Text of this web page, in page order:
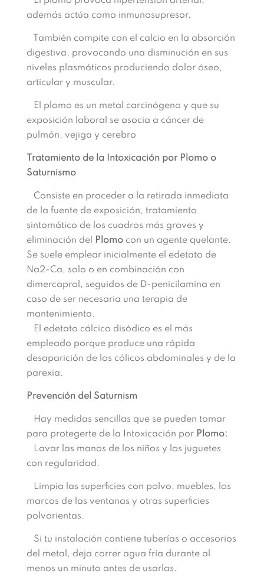
además actúa como inmunosupresor.
También compite con el calcio en la absorción
digestiva, provocando una disminución en sus
niveles plasmáticos produciendo dolor óseo,
articular y muscular.
El plomo es un metal carcinógeno y que su
exposición laboral se asocia a cáncer de
pulmón, vejiga y cerebro
Tratamiento de la Intoxicación por Plomo o
Saturnismo
Consiste en proceder a la retirada inmediata
de la fuente de exposición, tratamiento
sintomático de los cuadros más graves y
eliminación del
Plomocon un agente quelante.
Se suele emplear inicialmente el edetato de
Na2-Ca, solo o en combinación con
dimercaprol, seguidos de D-penicilamina en
caso de ser necesaria una terapia de
mantenimiento.
El edetato cálcico disódico es el más
empleado porque produce una rápida
desaparición de los cólicos abdominales y de la
parexia.
Prevención del Saturnism
Hay medidas sencillas que se pueden tomar
para protegerte de la Intoxicación por Plomo:
Lavar las manos de los niños y los juguetes
con regularidad.
Limpia las superficies con polvo, muebles, los
marcos de las ventanas y otras superficies
polvorientas.
Si tu instalación contiene tuberías o accesorios
del metal, deja correr agua fría durante al
menos un minuto antes de usarlas.